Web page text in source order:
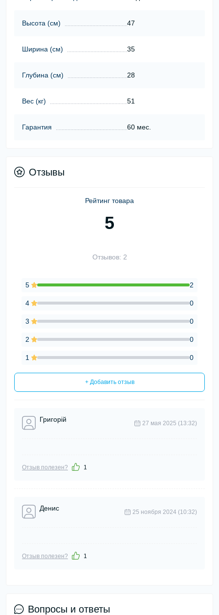
Высота (cм) 47
Ширина (cм) 35
Глубина (cм) 28
Вес (кг) 51
Гарантия 60 мес.
Отзывы
Рейтинг товара
5
Отзывов: 2
5 2
4 0
3 0
2 0
1 0
+ Добавить отзыв
Григорій 27 мая 2025 (13:32)
Отзыв полезен? 1
Денис 25 ноября 2024 (10:32)
Отзыв полезен? 1
Вопросы и ответы